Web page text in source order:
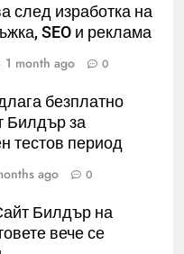
след изработка на
SEO и реклама
1 month ago 0
безплатно
Билдър за
тестов период
ago 0
Билдър на
вече се